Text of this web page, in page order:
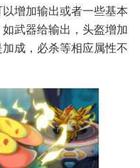
增加输出或者一些基本
武器给输出，头盔增加
成，必杀等相应属性不